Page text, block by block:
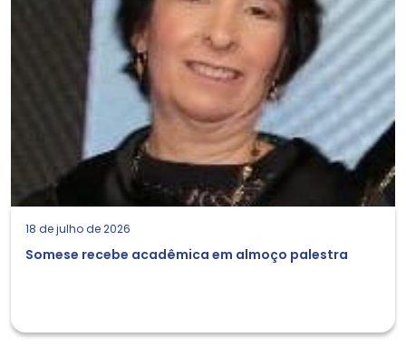
18 de julho de 2026
Somese recebe acadêmica em almoço palestra